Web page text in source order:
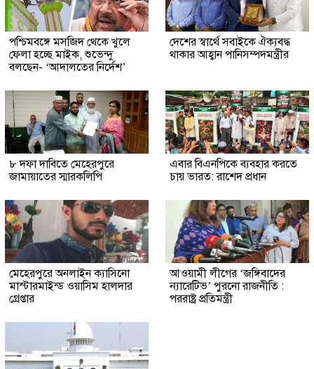
পশ্চিমবঙ্গে মসজিদ থেকে খুলে
ফেলা হচ্ছে মাইক, শুভেন্দু
বলছেন- ‘আদালতের নির্দেশ’
দেশের স্বার্থে সবাইকে ঐক্যবদ্ধ
থাকার আহ্বান পানিসম্পদমন্ত্রীর
৮ দফা দাবিতে মেহেরপুরে
জামায়াতের স্মারকলিপি
এবার বিএনপিকে ব্যবহার করতে
চায় ভারত: রাশেদ প্রধান
মেহেরপুরে অনলাইন ক্যাসিনো
মাস্টারমাইন্ড ওয়াসিম হালদার
গ্রেপ্তার
আওয়ামী লীগের ‘জঙ্গিবাদের
ন্যারেটিভ’ পুরনো রাজনীতি :
পররাষ্ট্র প্রতিমন্ত্রী